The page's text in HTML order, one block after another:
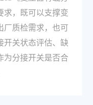
求，既可以支撑变
厂质检需求，也可
开关状态评估、缺
为分接开关是否合